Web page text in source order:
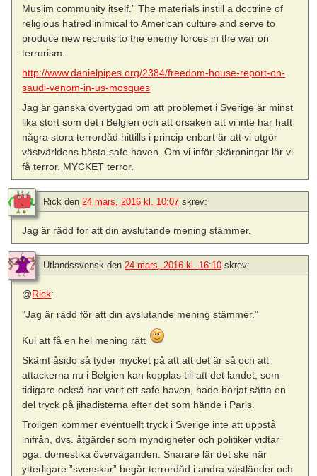
Muslim community itself.” The materials instill a doctrine of
religious hatred inimical to American culture and serve to
produce new recruits to the enemy forces in the war on
terrorism.
http://www.danielpipes.org/2384/freedom-house-report-on-
saudi-venom-in-us-mosques
Jag är ganska övertygad om att problemet i Sverige är minst
lika stort som det i Belgien och att orsaken att vi inte har haft
några stora terrordåd hittills i princip enbart är att vi utgör
västvärldens bästa safe haven. Om vi inför skärpningar lär vi
få terror. MYCKET terror.
Rick den 24 mars, 2016 kl. 10:07 skrev:
Jag är rädd för att din avslutande mening stämmer.
Utlandssvensk den 24 mars, 2016 kl. 16:10 skrev:
@Rick:
”Jag är rädd för att din avslutande mening stämmer.”
Kul att få en hel mening rätt
Skämt åsido så tyder mycket på att att det är så och att
attackerna nu i Belgien kan kopplas till att det landet, som
tidigare också har varit ett safe haven, hade börjat sätta en
del tryck på jihadisterna efter det som hände i Paris.
Troligen kommer eventuellt tryck i Sverige inte att uppstå
inifrån, dvs. åtgärder som myndigheter och politiker vidtar
pga. domestika överväganden. Snarare lär det ske när
ytterligare ”svenskar” begår terrordåd i andra västländer och